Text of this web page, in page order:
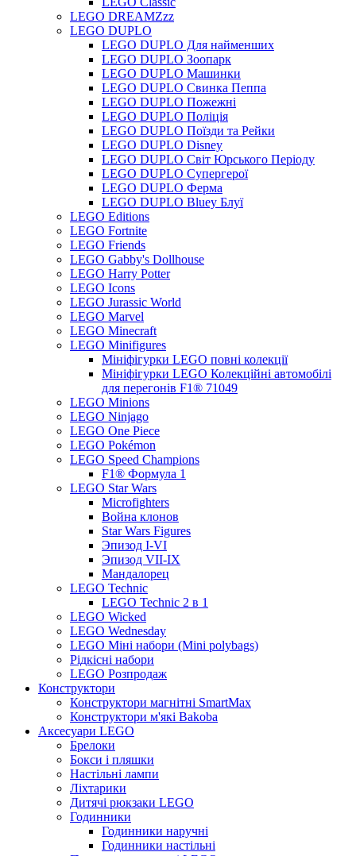
LEGO DREAMZzz
LEGO DUPLO
LEGO DUPLO Для найменших
LEGO DUPLO Зоопарк
LEGO DUPLO Машинки
LEGO DUPLO Свинка Пеппа
LEGO DUPLO Пожежні
LEGO DUPLO Поліція
LEGO DUPLO Поїзди та Рейки
LEGO DUPLO Disney
LEGO DUPLO Світ Юрського Періоду
LEGO DUPLO Супергерої
LEGO DUPLO Ферма
LEGO DUPLO Bluey Блуї
LEGO Editions
LEGO Fortnite
LEGO Friends
LEGO Gabby's Dollhouse
LEGO Harry Potter
LEGO Icons
LEGO Jurassic World
LEGO Marvel
LEGO Minecraft
LEGO Minifigures
Мініфігурки LEGO повні колекції
Мініфігурки LEGO Колекційні автомобілі
для перегонів F1® 71049
LEGO Minions
LEGO Ninjago
LEGO One Piece
LEGO Pokémon
LEGO Speed Champions
F1® Формула 1
LEGO Star Wars
Microfighters
Война клонов
Star Wars Figures
Эпизод I-VI
Эпизод VII-IX
Мандалорец
LEGO Technic
LEGO Technic 2 в 1
LEGO Wicked
LEGO Wednesday
LEGO Міні набори (Mini polybags)
Рідкісні набори
LEGO Розпродаж
Конструктори
Конструктори магнітні SmartMax
Конструктори м'які Bakoba
Аксесуари LEGO
Брелоки
Бокси і пляшки
Настільні лампи
Ліхтарики
Дитячі рюкзаки LEGO
Годинники
Годинники наручні
Годинники настільні